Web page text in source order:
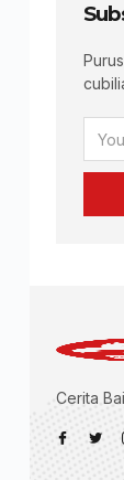
Cerita